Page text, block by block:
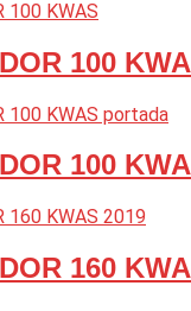
100
100
160